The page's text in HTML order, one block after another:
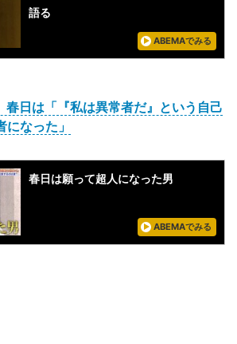
語る
ABEMAでみる
日は「『私は異常者だ』という自己
なった」
春日は願って超人になった男
ABEMAでみる